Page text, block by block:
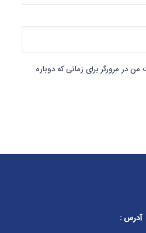
در مرورگر برای زمانی که دوباره
آدرس :